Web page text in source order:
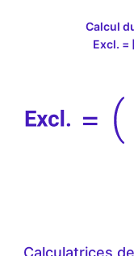
Calcul
Excl. =
Calculatrices